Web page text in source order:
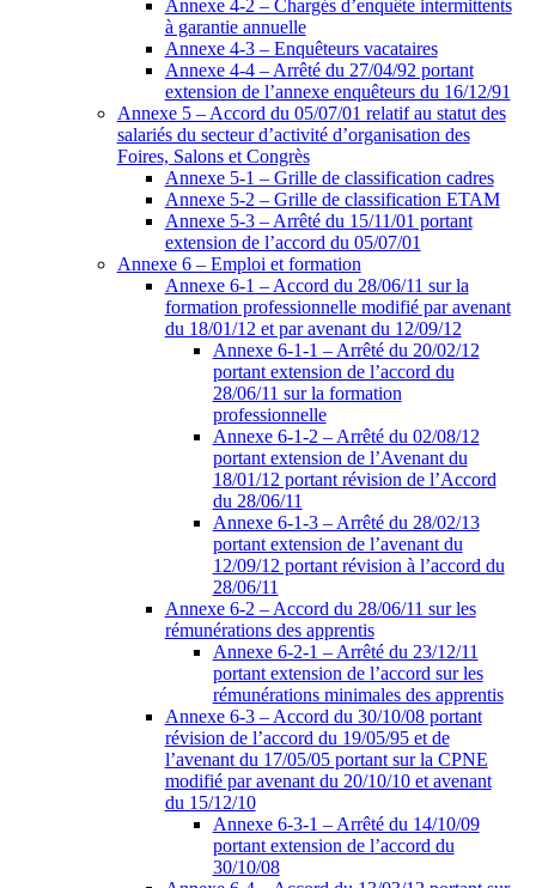
Annexe 4-2 – Chargés d’enquête intermittents
à garantie annuelle
Annexe 4-3 – Enquêteurs vacataires
Annexe 4-4 – Arrêté du 27/04/92 portant
extension de l’annexe enquêteurs du 16/12/91
Annexe 5 – Accord du 05/07/01 relatif au statut des
salariés du secteur d’activité d’organisation des
Foires, Salons et Congrès
Annexe 5-1 – Grille de classification cadres
Annexe 5-2 – Grille de classification ETAM
Annexe 5-3 – Arrêté du 15/11/01 portant
extension de l’accord du 05/07/01
Annexe 6 – Emploi et formation
Annexe 6-1 – Accord du 28/06/11 sur la
formation professionnelle modifié par avenant
du 18/01/12 et par avenant du 12/09/12
Annexe 6-1-1 – Arrêté du 20/02/12
portant extension de l’accord du
28/06/11 sur la formation
professionnelle
Annexe 6-1-2 – Arrêté du 02/08/12
portant extension de l’Avenant du
18/01/12 portant révision de l’Accord
du 28/06/11
Annexe 6-1-3 – Arrêté du 28/02/13
portant extension de l’avenant du
12/09/12 portant révision à l’accord du
28/06/11
Annexe 6-2 – Accord du 28/06/11 sur les
rémunérations des apprentis
Annexe 6-2-1 – Arrêté du 23/12/11
portant extension de l’accord sur les
rémunérations minimales des apprentis
Annexe 6-3 – Accord du 30/10/08 portant
révision de l’accord du 19/05/95 et de
l’avenant du 17/05/05 portant sur la CPNE
modifié par avenant du 20/10/10 et avenant
du 15/12/10
Annexe 6-3-1 – Arrêté du 14/10/09
portant extension de l’accord du
30/10/08